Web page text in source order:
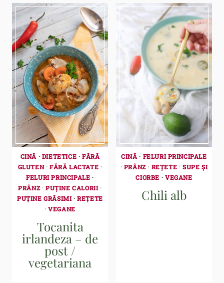
CINĂ · DIETETICE ·FĂRĂ
GLUTEN· FĂRĂ LACTATE ·
FELURI PRINCIPALE ·
PRÂNZ·PUȚINE CALORII·
PUȚINE GRĂSIMI·REȚETE
·VEGANE
Tocanita
irlandeza – de
post /
vegetariana
CINĂ · FELURI PRINCIPALE
· PRÂNZ· REȚETE ·SUPE ȘI
CIORBE · VEGANE
Chili alb